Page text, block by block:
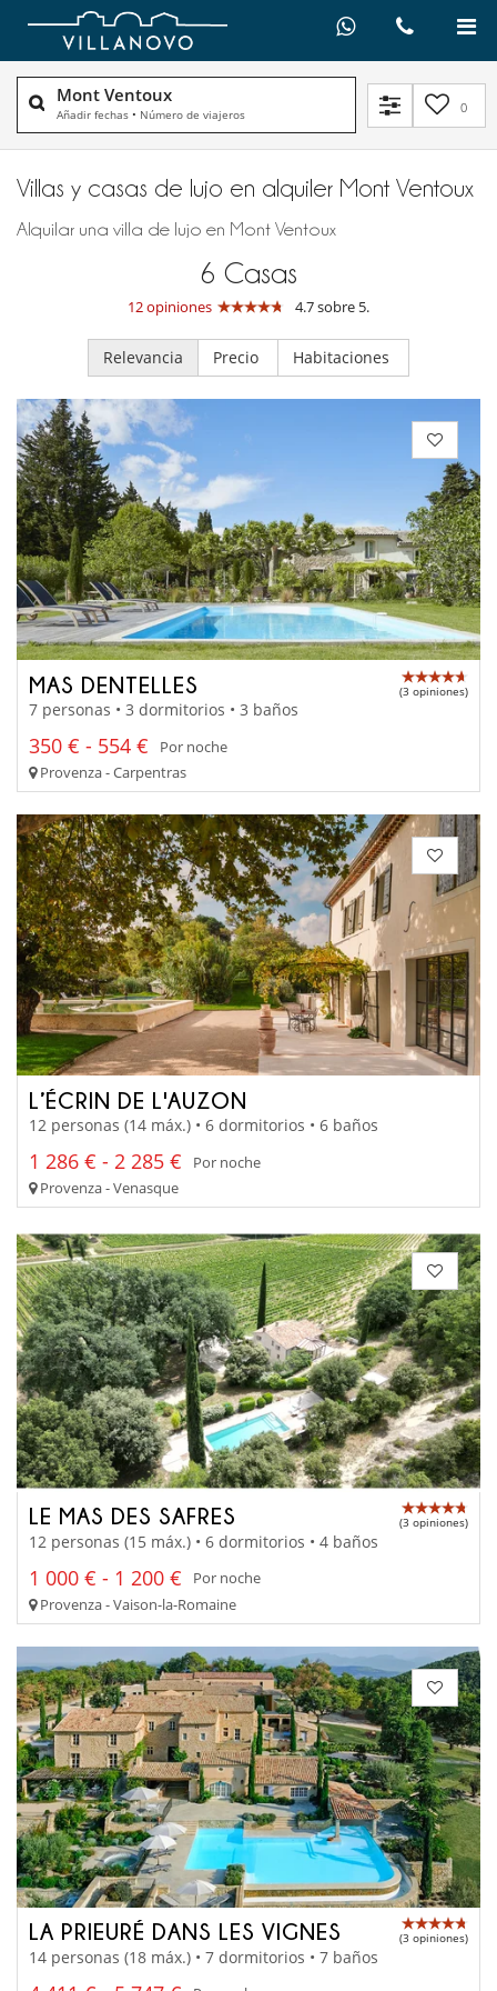
Mont Ventoux
Añadir fechas • Número de viajeros 0
Villas y casas de lujo en alquiler​ Mont Ventoux
Alquilar una villa de lujo en Mont Ventoux
6 Casas
12 opiniones 4.7 sobre 5.
Relevancia Precio Habitaciones
MAS DENTELLES (3 opiniones)
7 personas • 3 dormitorios • 3 baños
350 € - 554 €
Por noche
Provenza - Carpentras
L’ÉCRIN DE L'AUZON
12 personas (14 máx.) • 6 dormitorios • 6 baños
1 286 € - 2 285 €
Por noche
Provenza - Venasque
LE MAS DES SAFRES (3 opiniones)
12 personas (15 máx.) • 6 dormitorios • 4 baños
1 000 € - 1 200 €
Por noche
Provenza - Vaison-la-Romaine
LA PRIEURÉ DANS LES VIGNES (3 opiniones)
14 personas (18 máx.) • 7 dormitorios • 7 baños